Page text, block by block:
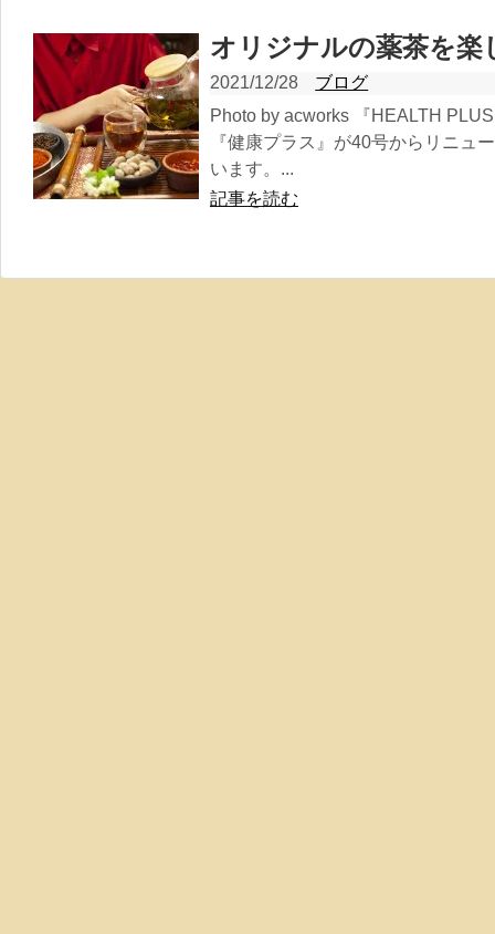
オリジナルの薬茶を楽
2021/12/28
ブログ
Photo by acworks 『HEALTH
『健康プラス』が40号からリニュ
います。...
記事を読む